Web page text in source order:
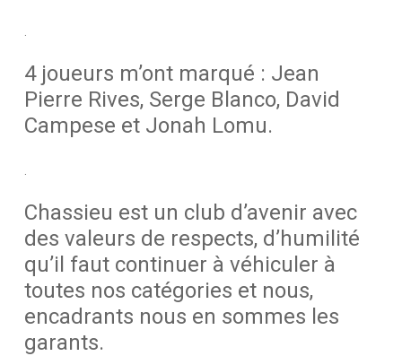
4 joueurs m’ont marqué : Jean
Pierre Rives, Serge Blanco, David
Campese et Jonah Lomu.
Chassieu est un club d’avenir avec
des valeurs de respects, d’humilité
qu’il faut continuer à véhiculer à
toutes nos catégories et nous,
encadrants nous en sommes les
garants.